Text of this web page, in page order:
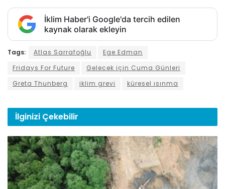
İklim Haber'i Google'da tercih edilen
kaynak olarak ekleyin
Tags: Atlas Sarrafoğlu
Ege Edman
Fridays For Future
Gelecek için Cuma Günleri
Greta Thunberg
iklim grevi küresel ısınma
İlginizi Çekebilir